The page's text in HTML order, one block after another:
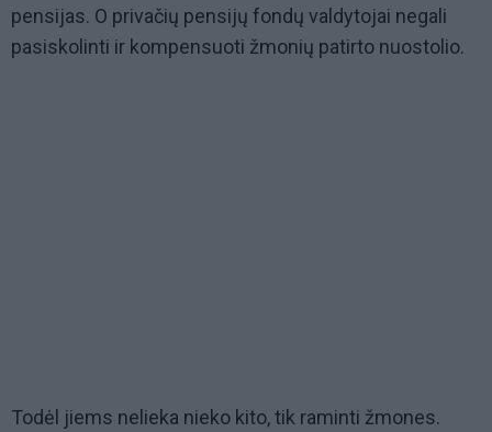
pensijas. O privačių pensijų fondų valdytojai negali
pasiskolinti ir kompensuoti žmonių patirto nuostolio.
Todėl jiems nelieka nieko kito, tik raminti žmones.